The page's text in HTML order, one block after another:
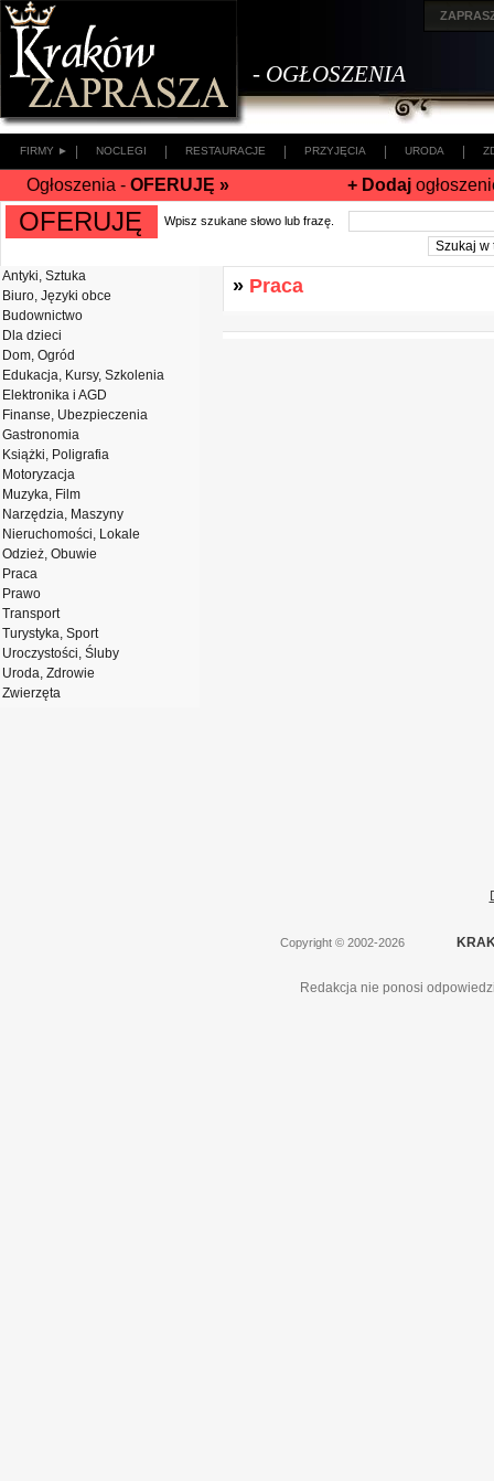
- OGŁOSZENIA
FIRMY ► NOCLEGI RESTAURACJE PRZYJĘCIA URODA
Ogłoszenia - OFERUJĘ » + Dodaj
OFERUJĘ Wpisz szukane słowo lub frazę.
Antyki, Sztuka
Biuro, Języki obce
Budownictwo
Dla dzieci
Dom, Ogród
Edukacja, Kursy, Szkolenia
Elektronika i AGD
Finanse, Ubezpieczenia
Gastronomia
Książki, Poligrafia
Motoryzacja
Muzyka, Film
Narzędzia, Maszyny
Nieruchomości, Lokale
Odzież, Obuwie
Praca
Prawo
Transport
Turystyka, Sport
Uroczystości, Śluby
Uroda, Zdrowie
Zwierzęta
» Praca
Copyright © 2002-2026
Redakcja nie ponosi